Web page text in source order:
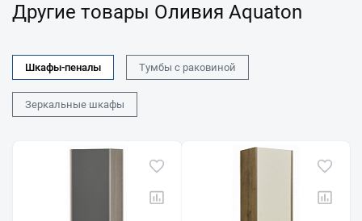
Другие товары Оливия Aquaton
Шкафы-пеналы Тумбы с раковиной
Зеркальные шкафы